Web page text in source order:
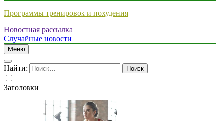
Программы тренировок и похудения
Новостная рассылка
Случайные новости
Меню
Найти:
Заголовки